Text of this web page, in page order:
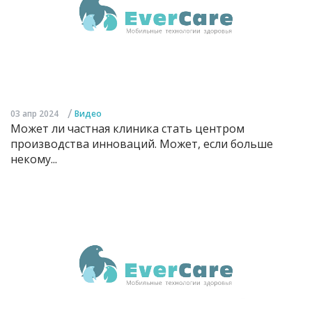
03 апр 2024 / Видео
Может ли частная клиника стать центром
производства инноваций. Может, если больше
некому...